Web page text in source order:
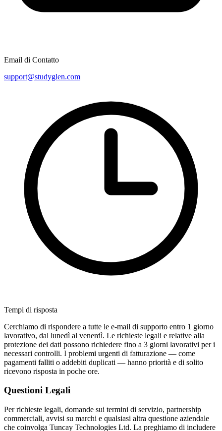
Email di Contatto
support@studyglen.com
Tempi di risposta
Cerchiamo di rispondere a tutte le e-mail di supporto entro 1 giorno
lavorativo, dal lunedì al venerdì. Le richieste legali e relative alla
protezione dei dati possono richiedere fino a 3 giorni lavorativi per i
necessari controlli. I problemi urgenti di fatturazione — come
pagamenti falliti o addebiti duplicati — hanno priorità e di solito
ricevono risposta in poche ore.
Questioni Legali
Per richieste legali, domande sui termini di servizio, partnership
commerciali, avvisi su marchi e qualsiasi altra questione aziendale
che coinvolga Tuncay Technologies Ltd. La preghiamo di includere